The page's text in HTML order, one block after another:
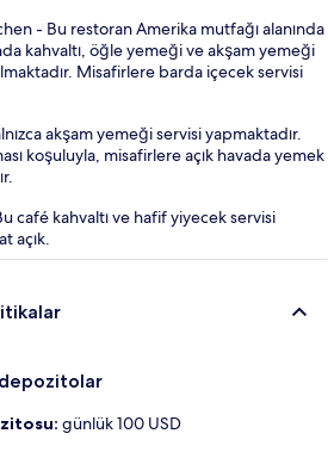
- Bu restoran Amerika mutfağı alanında
kahvaltı, öğle yemeği ve akşam yemeği
Misafirlere barda içecek servisi
akşam yemeği servisi yapmaktadır.
koşuluyla, misafirlere açık havada yemek
café kahvaltı ve hafif yiyecek servisi
açık.
günlük 100 USD